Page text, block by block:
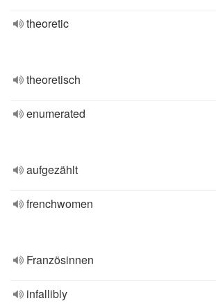
theoretic
theoretisch
enumerated
aufgezählt
frenchwomen
Französinnen
infallibly